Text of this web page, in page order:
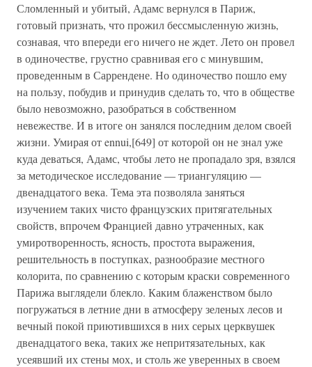
Сломленный и убитый, Адамс вернулся в Париж,
готовый признать, что прожил бессмысленную жизнь,
сознавая, что впереди его ничего не ждет. Лето он провел
в одиночестве, грустно сравнивая его с минувшим,
проведенным в Саррендене. Но одиночество пошло ему
на пользу, побудив и принудив сделать то, что в обществе
было невозможно, разобраться в собственном
невежестве. И в итоге он занялся последним делом своей
жизни. Умирая от ennui,[649] от которой он не знал уже
куда деваться, Адамс, чтобы лето не пропадало зря, взялся
за методическое исследование — триангуляцию —
двенадцатого века. Тема эта позволяла заняться
изучением таких чисто французских притягательных
свойств, впрочем Францией давно утраченных, как
умиротворенность, ясность, простота выражения,
решительность в поступках, разнообразие местного
колорита, по сравнению с которым краски современного
Парижа выглядели блекло. Каким блаженством было
погружаться в летние дни в атмосферу зеленых лесов и
вечный покой приютившихся в них серых церквушек
двенадцатого века, таких же непритязательных, как
усеявший их стены мох, и столь же уверенных в своем